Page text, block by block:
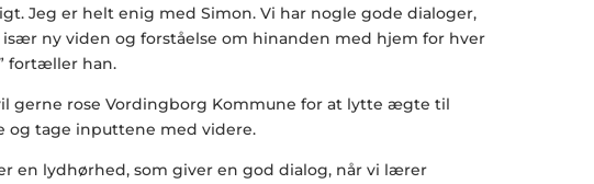
Jeg er helt enig med Simon. Vi har nogle gode dialoger,
ny viden og forståelse om hinanden med hjem for hver
fortæller han.
gerne rose Vordingborg Kommune for at lytte ægte til
og tage inputtene med videre.
en lydhørhed, som giver en god dialog, når vi lærer